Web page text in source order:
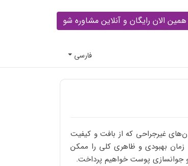
همین الان رایگان و آنلاین مشاوره شو
فارسى
غیرجراحی که از بافت و کیفیت
زمان بهبودی و ظاهری کلی را ممکن
و جوانسازی پوست خواهیم پرداخت.